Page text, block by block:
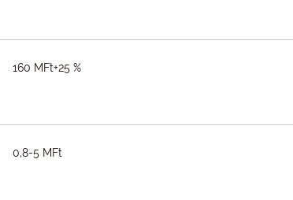
160 MFt+25 %
0,8-5 MFt